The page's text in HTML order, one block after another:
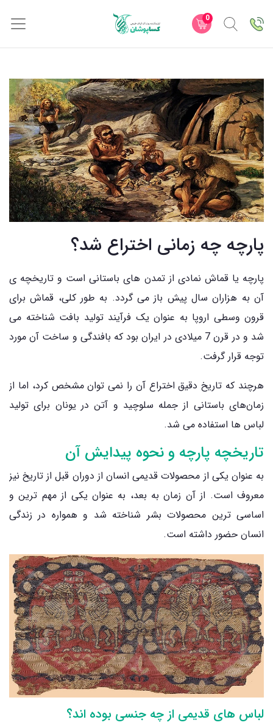
0
پارچه چه زمانی اختراع شد؟
پارچه یا قماش نمادی از تمدن های باستانی است و تاریخچه ‌ی
آن به هزاران سال پیش باز می گردد. به طور کلی، قماش برای
قرون وسطی اروپا به عنوان یک فرآیند تولید بافت شناخته می‌
شد و در قرن 7 میلادی در ایران بود که بافندگی و ساخت آن مورد
توجه قرار گرفت.
هرچند که تاریخ دقیق اختراع آن را نمی‌ توان مشخص کرد، اما از
زمان‌های باستانی از جمله سلوچید و آتن در یونان برای تولید
لباس‌ ها استفاده می شد.
تاریخچه پارچه و نحوه پیدایش آن
به عنوان یکی از محصولات قدیمی انسان از دوران قبل از تاریخ نیز
معروف است. از آن زمان به بعد، به عنوان یکی از مهم‌ ترین و
اساسی‌ ترین محصولات بشر شناخته شد و همواره در زندگی
انسان حضور داشته است.
لباس های قدیمی از چه جنسی بوده اند؟